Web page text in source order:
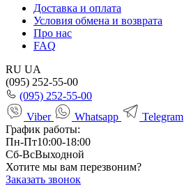
Доставка и оплата
Условия обмена и возврата
Про нас
FAQ
RU UA
(095) 252-55-00
(095) 252-55-00
Viber
Whatsapp
Telegram
График работы:
Пн-Пт10:00-18:00
Сб-ВсВыходной
Хотите мы вам перезвоним?
Заказать звонок